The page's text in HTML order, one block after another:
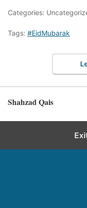
Categories:
Tags: #EidMubarak
Shahzad Qais